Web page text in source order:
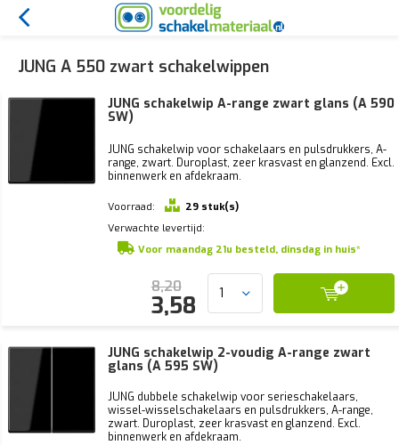
JUNG A 550 zwart schakelwippen
JUNG schakelwip A-range zwart glans (A 590
SW)
JUNG schakelwip voor schakelaars en pulsdrukkers, A-
range, zwart. Duroplast, zeer krasvast en glanzend. Excl.
binnenwerk en afdekraam.
Voorraad:
29 stuk(s)
Verwachte levertijd:
Voor maandag 21u besteld, dinsdag in huis*
8,20
3,58
JUNG schakelwip 2-voudig A-range zwart
glans (A 595 SW)
JUNG dubbele schakelwip voor serieschakelaars,
wissel-wisselschakelaars en pulsdrukkers, A-range,
zwart. Duroplast, zeer krasvast en glanzend. Excl.
binnenwerk en afdekraam.